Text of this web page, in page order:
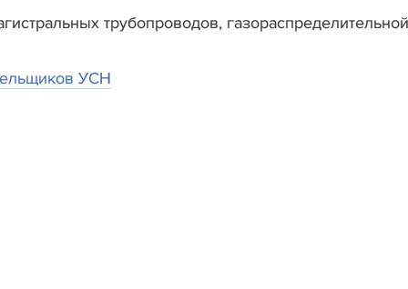
трубопроводов, газораспределительной
УСН